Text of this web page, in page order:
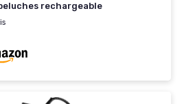
rechargeable